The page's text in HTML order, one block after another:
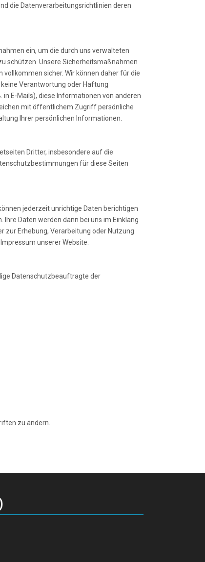
die Datenverarbeitungsrichtlinien deren
ein, um die durch uns verwalteten
schützen. Unsere Sicherheitsmaßnahmen
sicher. Wir können daher für die
Verantwortung oder Haftung
E-Mails), diese Informationen von anderen
mit öffentlichem Zugriff persönliche
Ihrer persönlichen Informationen.
Dritter, insbesondere auf die
für diese Seiten
jederzeit unrichtige Daten berichtigen
Daten werden dann bei uns im Einklang
zur Erhebung, Verarbeitung oder Nutzung
unserer Website.
Datenschutzbeauftragte der
zu ändern.